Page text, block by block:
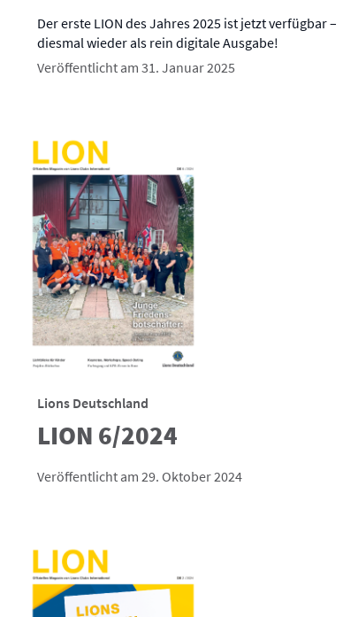
Der erste LION des Jahres 2025 ist jetzt verfügbar –
diesmal wieder als rein digitale Ausgabe!
Veröffentlicht am 31. Januar 2025
Lions Deutschland
LION 6/2024
Veröffentlicht am 29. Oktober 2024